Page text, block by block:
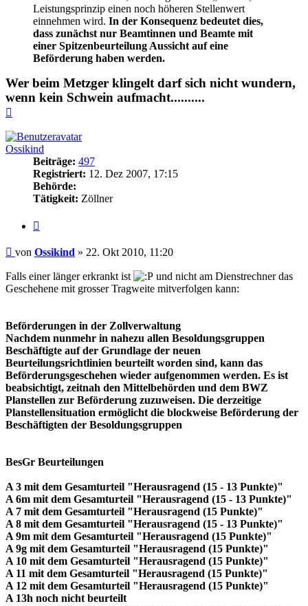
Leistungsprinzip einen noch höheren Stellenwert
einnehmen wird. In der Konsequenz bedeutet dies,
dass zunächst nur Beamtinnen und Beamte mit
einer Spitzenbeurteilung Aussicht auf eine
Beförderung haben werden.
Wer beim Metzger klingelt darf sich nicht wundern,
wenn kein Schwein aufmacht..........
Ossikind
Beiträge: 497
Registriert: 12. Dez 2007, 17:15
Behörde:
Tätigkeit: Zöllner
Beitrag
von Ossikind » 22. Okt 2010, 11:20
Falls einer länger erkrankt ist
und nicht am Dienstrechner das
Geschehene mit grosser Tragweite mitverfolgen kann:
Beförderungen in der Zollverwaltung
Nachdem nunmehr in nahezu allen Besoldungsgruppen
Beschäftigte auf der Grundlage der neuen
Beurteilungsrichtlinien beurteilt worden sind, kann das
Beförderungsgeschehen wieder aufgenommen werden. Es ist
beabsichtigt, zeitnah den Mittelbehörden und dem BWZ
Planstellen zur Beförderung zuzuweisen. Die derzeitige
Planstellensituation ermöglicht die blockweise Beförderung der
Beschäftigten der Besoldungsgruppen
BesGr Beurteilungen
A 3 mit dem Gesamturteil "Herausragend (15 - 13 Punkte)"
A 6m mit dem Gesamturteil "Herausragend (15 - 13 Punkte)"
A 7 mit dem Gesamturteil "Herausragend (15 Punkte)"
A 8 mit dem Gesamturteil "Herausragend (15 - 13 Punkte)"
A 9m mit dem Gesamturteil "Herausragend (15 Punkte)"
A 9g mit dem Gesamturteil "Herausragend (15 Punkte)"
A 10 mit dem Gesamturteil "Herausragend (15 Punkte)"
A 11 mit dem Gesamturteil "Herausragend (15 Punkte)"
A 12 mit dem Gesamturteil "Herausragend (15 Punkte)"
A 13h noch nicht beurteilt